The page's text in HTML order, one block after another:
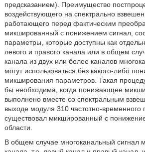
предсказанием). Преимущество
воздействующего на спектрально
работающего перед фактическим
микшированный с понижением сигнал,
параметры, которые доступны как
левого и правого канала или в общем
канала из двух или более каналов
могут использоваться без какого-либо
микширования параметров. Такая
бы необходима, когда понижающее
выполнено вместе со спектральным
выходе модуля 310 частотно-временного
существовал микшированный с
области.
В общем случае многоканальный сигнал